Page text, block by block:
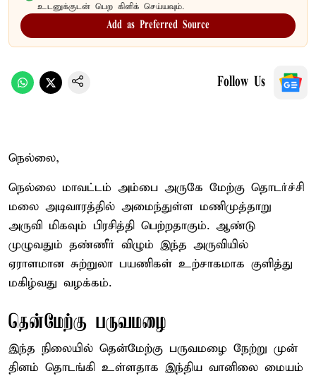
உடனுக்குடன் பெற கிளிக் செய்யவும்.
Add as Preferred Source
Follow Us
நெல்லை,
நெல்லை மாவட்டம் அம்பை அருகே மேற்கு தொடர்ச்சி
மலை அடிவாரத்தில் அமைந்துள்ள மணிமுத்தாறு
அருவி மிகவும் பிரசித்தி பெற்றதாகும். ஆண்டு
முழுவதும் தண்ணீர் விழும் இந்த அருவியில்
ஏராளமான சுற்றுலா பயணிகள் உற்சாகமாக குளித்து
மகிழ்வது வழக்கம்.
தென்மேற்கு பருவமழை
இந்த நிலையில் தென்மேற்கு பருவமழை நேற்று முன்
தினம் தொடங்கி உள்ளதாக இந்திய வானிலை மையம்